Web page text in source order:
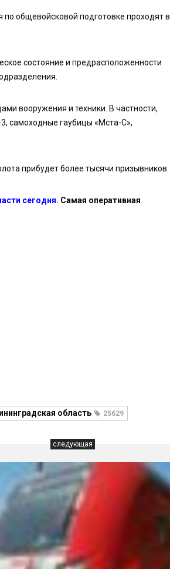
общевойсковой подготовке проходят в
состояние и предрасположенности
вооружения и техники. В частности,
самоходные гаубицы «Мста-С»,
прибудет более тысячи призывников.
сегодня. Самая оперативная
область 25629
следующая